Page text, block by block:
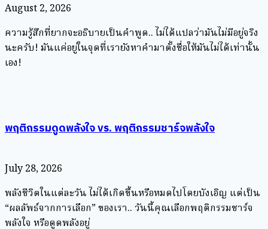
August 2, 2026
ความรู้สึกที่ยากจะอธิบายเป็นคำพูด.. ไม่ได้แปลว่ามันไม่มีอยู่จริง
นะครับ! มันแค่อยู่ในจุดที่เรายังหาคำมาตั้งชื่อให้มันไม่ได้เท่านั้น
เอง!
พฤติกรรมดูดพลังใจ vs. พฤติกรรมชาร์จพลังใจ
July 28, 2026
พลังชีวิตในแต่ละวัน ไม่ได้เกิดขึ้นหรือหมดไปโดยบังเอิญ แต่เป็น
“ผลลัพธ์จากการเลือก” ของเรา.. วันนี้คุณเลือกพฤติกรรมชาร์จ
พลังใจ หรือดูดพลังอยู่